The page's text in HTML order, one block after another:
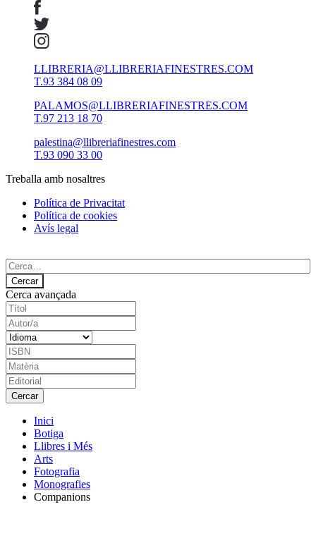
LLIBRERIA@LLIBRERIAFINESTRES.COM
T.93 384 08 09
PALAMOS@LLIBRERIAFINESTRES.COM
T.97 213 18 70
palestina@llibreriafinestres.com
T.93 090 33 00
Treballa amb nosaltres
Política de Privacitat
Política de cookies
Avís legal
Cerca avançada
Inici
Botiga
Llibres i Més
Arts
Fotografia
Monografies
Companions